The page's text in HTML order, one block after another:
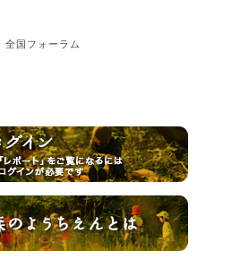
全国フォーラム